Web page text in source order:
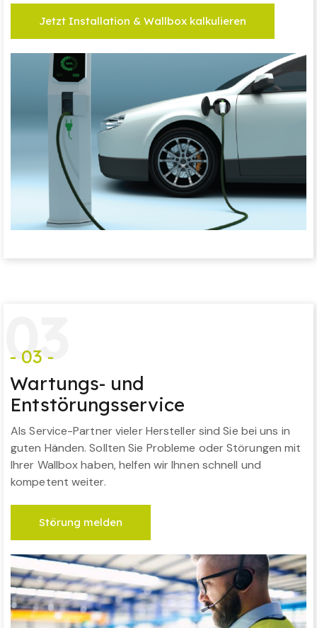
Jetzt Installation & Wallbox kalkulieren
03
- 03 -
Wartungs- und
Entstörungsservice
Als Service-Partner vieler Hersteller sind Sie bei uns in
guten Händen. Sollten Sie Probleme oder Störungen mit
Ihrer Wallbox haben, helfen wir Ihnen schnell und
kompetent weiter.
Störung melden